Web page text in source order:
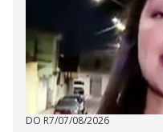
DO R7/07/08/2026